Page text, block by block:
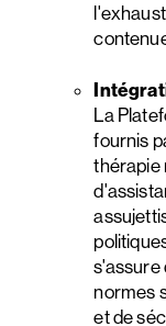
La
fournis
thérapie
s'assure
normes
et de